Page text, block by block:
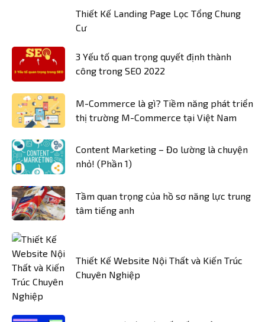
Thiết Kế Landing Page Lọc Tổng Chung
Cư
3 Yếu tố quan trọng quyết định thành
công trong SEO 2022
M-Commerce là gì? Tiềm năng phát triển
thị trường M-Commerce tại Việt Nam
Content Marketing – Đo lường là chuyện
nhỏ! (Phần 1)
Tầm quan trọng của hồ sơ năng lực trung
tâm tiếng anh
Thiết Kế Website Nội Thất và Kiến Trúc
Chuyên Nghiệp